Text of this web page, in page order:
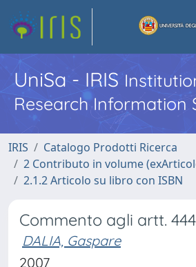
UniSa - IRIS
Research Information
IRIS
Catalogo Prodotti Ricerca
2 Contributo in volume
2.1.2 Articolo su libro con ISBN
Commento agli artt.
DALIA, Gaspare
2007